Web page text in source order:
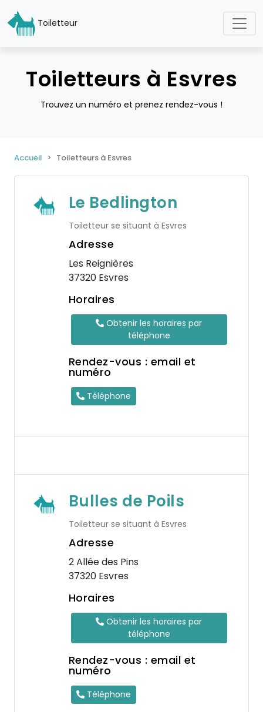
Toiletteur
Toiletteurs à Esvres
Trouvez un numéro et prenez rendez-vous !
Accueil Toiletteurs à Esvres
Le Bedlington
Toiletteur se situant à Esvres
Adresse
Les Reignières
37320 Esvres
Horaires
Obtenir les horaires par
téléphone
Rendez-vous : email et
numéro
Téléphone
Bulles de Poils
Toiletteur se situant à Esvres
Adresse
2 Allée des Pins
37320 Esvres
Horaires
Obtenir les horaires par
téléphone
Rendez-vous : email et
numéro
Téléphone